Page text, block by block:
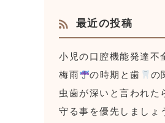
最近の投稿
小児の口腔機能発達不
梅雨
の時期と歯
の
虫歯が深いと言われた
守る事を優先しましょ